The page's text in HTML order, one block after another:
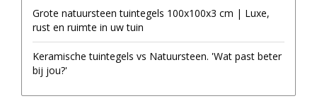
Grote natuursteen tuintegels 100x100x3 cm | Luxe,
rust en ruimte in uw tuin
Keramische tuintegels vs Natuursteen. 'Wat past beter
bij jou?'